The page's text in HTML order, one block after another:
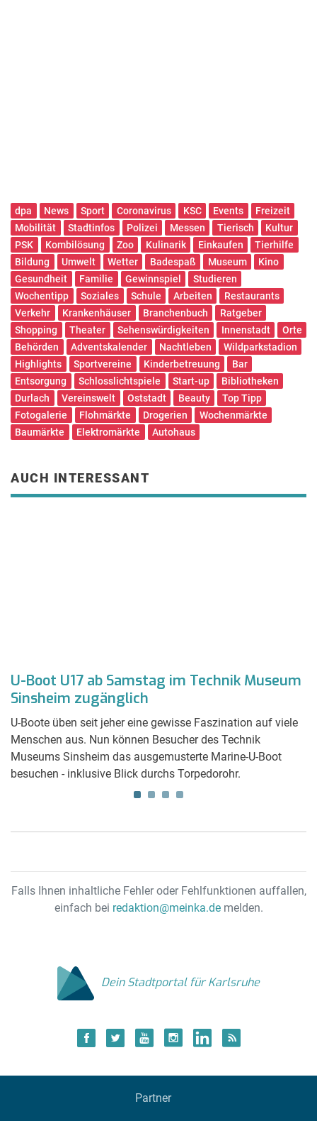
dpa News Sport Coronavirus KSC Events
Freizeit
Mobilität
Stadtinfos Polizei Messen Tierisch
Kultur
PSK
Kombilösung Zoo Kulinarik Einkaufen
Tierhilfe
Bildung
Umwelt Wetter Badespaß Museum
Kino
Gesundheit
Familie Gewinnspiel
Studieren
Wochentipp
Soziales Schule Arbeiten
Restaurants
Verkehr
Krankenhäuser Branchenbuch
Ratgeber
Shopping
Theater Sehenswürdigkeiten Innenstadt
Orte
Behörden
Adventskalender Nachtleben
Wildparkstadion
Highlights
Sportvereine Kinderbetreuung
Bar
Entsorgung
Schlosslichtspiele Start-up
Bibliotheken
Durlach
Vereinswelt Oststadt Beauty
Top Tipp
Fotogalerie
Flohmärkte Drogerien
Wochenmärkte
Baumärkte
Elektromärkte Autohaus
AUCH INTERESSANT
U-Boot U17 ab Samstag im Technik Museum
Sinsheim zugänglich
U-Boote üben seit jeher eine gewisse Faszination auf viele
Menschen aus. Nun können Besucher des Technik
Museums Sinsheim das ausgemusterte Marine-U-Boot
besuchen - inklusive Blick durchs Torpedorohr.
Falls Ihnen inhaltliche Fehler oder Fehlfunktionen auffallen,
einfach bei redaktion@meinka.demelden.
Dein Stadtportal für Karlsruhe
Partner